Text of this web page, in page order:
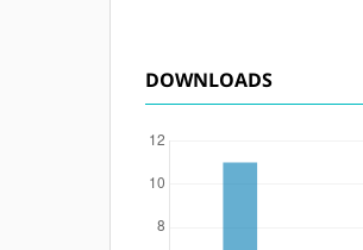
DOWNLOADS